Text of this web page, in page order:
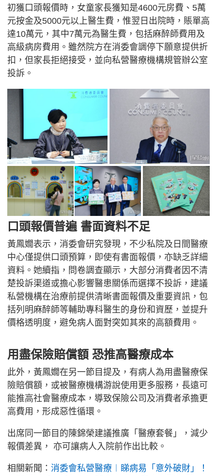
初獲口頭報價時，女童家長獲知是4600元房費、5萬
元按金及5000元以上醫生費，惟翌日出院時，賬單高
達10萬元，其中7萬元為醫生費，包括麻醉師費用及
高級病房費用。雖然院方在消委會調停下願意提供折
扣，但家長拒絕接受，並向私營醫療機構規管辦公室
投訴。
口頭報價普遍 書面資料不足
黃鳳嫺表示，消委會研究發現，不少私院及日間醫療
中心僅提供口頭預算，即使有書面報價，亦缺乏詳細
資料。她續指，問卷調查顯示，大部分消費者因不清
楚投訴渠道或擔心影響醫患關係而選擇不投訴，建議
私營機構在治療前提供清晰書面報價及重要資訊，包
括列明麻醉師等輔助專科醫生的身份和資歷，並提升
價格透明度，避免病人面對突如其來的高額費用。
用盡保險賠償額 恐推高醫療成本
此外，黃鳳嫺在另一節目提及，有病人為用盡醫療保
險賠償額，或被醫療機構游說使用更多服務，長遠可
能推高社會醫療成本，導致保險公司及消費者承擔更
高費用，形成惡性循環。
出席同一節目的陳錦榮建議推廣「醫療套餐」，減少
報價差異， 亦可讓病人入院前作出比較。
相關新聞： 消委會私營醫療︱睇病易「意外破財」！